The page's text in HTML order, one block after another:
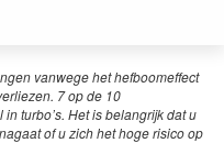
vanwege het hefboomeffect
7 op de 10
turbo’s. Het is belangrijk dat u
of u zich het hoge risico op